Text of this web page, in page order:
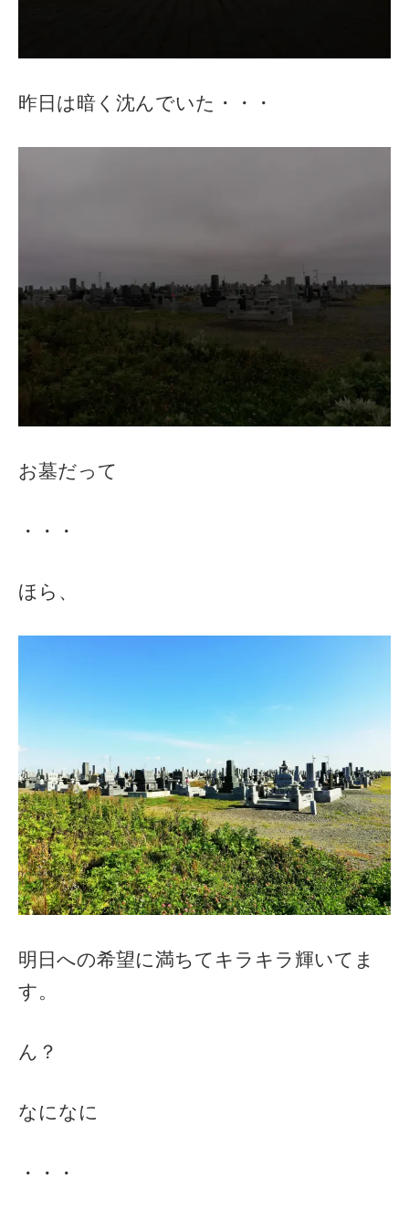
昨日は暗く沈んでいた・・・
お墓だって
・・・
ほら、
明日への希望に満ちてキラキラ輝いてま
す。
ん？
なになに
・・・